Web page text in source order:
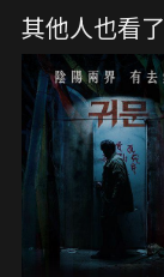
其他人也看了